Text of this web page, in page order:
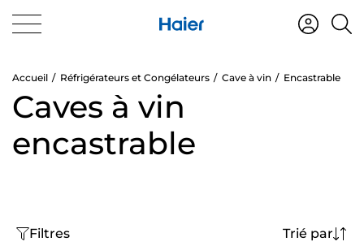
Accueil Réfrigérateurs et Congélateurs Cave à vin Encastrable
Caves à vin
encastrable
Filtres Trié par